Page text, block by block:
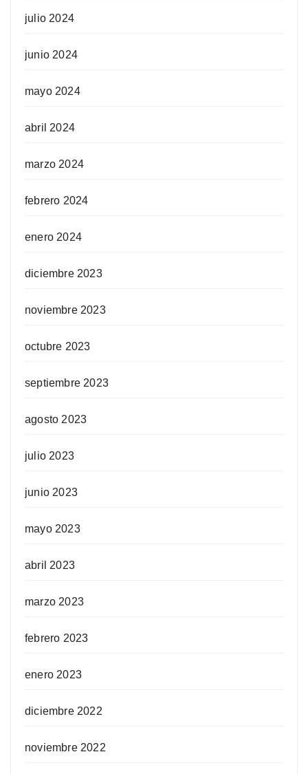
julio 2024
junio 2024
mayo 2024
abril 2024
marzo 2024
febrero 2024
enero 2024
diciembre 2023
noviembre 2023
octubre 2023
septiembre 2023
agosto 2023
julio 2023
junio 2023
mayo 2023
abril 2023
marzo 2023
febrero 2023
enero 2023
diciembre 2022
noviembre 2022